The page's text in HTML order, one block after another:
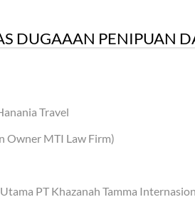
DUGAAAN PENIPUAN
Travel
Owner MTI Law Firm)
PT Khazanah Tamma